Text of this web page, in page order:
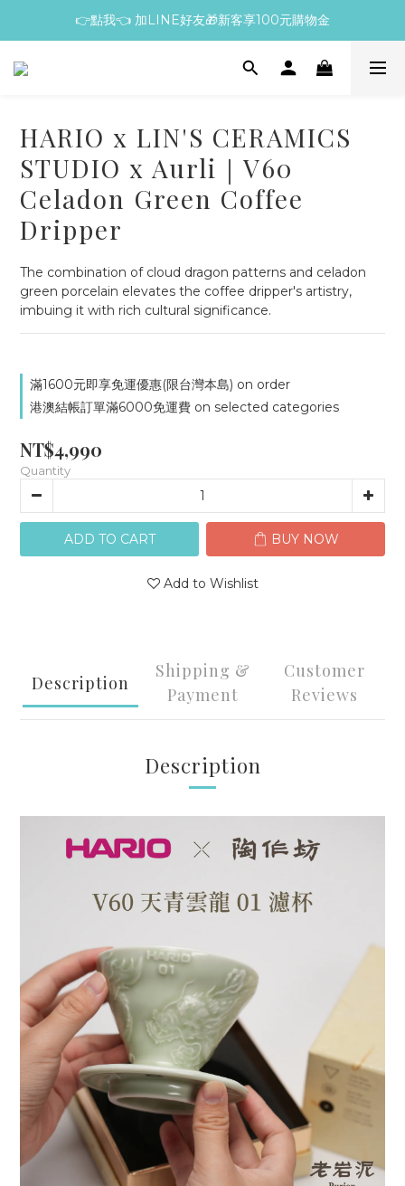
👉點我👈 加LINE好友🎁新客享100元購物金
HARIO x LIN'S CERAMICS
STUDIO x Aurli｜V60
Celadon Green Coffee
Dripper
The combination of cloud dragon patterns and celadon
green porcelain elevates the coffee dripper's artistry,
imbuing it with rich cultural significance.
滿1600元即享免運優惠(限台灣本島) on order
港澳結帳訂單滿6000免運費 on selected categories
NT$4,990
Quantity
ADD TO CART BUY NOW
Add to Wishlist
Description
Shipping &
Payment
Customer
Reviews
Description